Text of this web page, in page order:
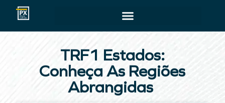
TRF1 Estados:
Conheça As Regiões
Abrangidas